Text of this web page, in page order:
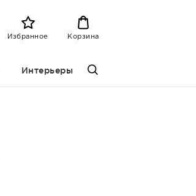
Избранное Корзина
Интерьеры